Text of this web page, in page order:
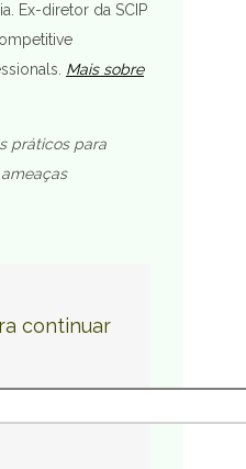
Ex-diretor da SCIP
Mais sobre
práticos para
continuar